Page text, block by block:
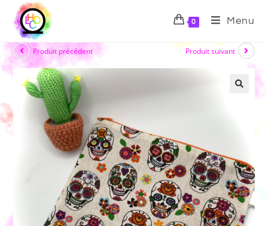
0 Menu
Produit précédent Produit suivant